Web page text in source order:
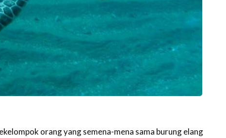
orang yang semena-mena sama burung elang